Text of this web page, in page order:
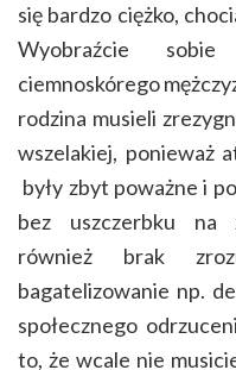
się bardzo ciężko,
Wyobraźcie
ciemnoskórego
rodzina musieli
wszelakiej, ponieważ
były zbyt poważne i
bez uszczerbku na
również brak
bagatelizowanie np.
społecznego
to, że wcale nie